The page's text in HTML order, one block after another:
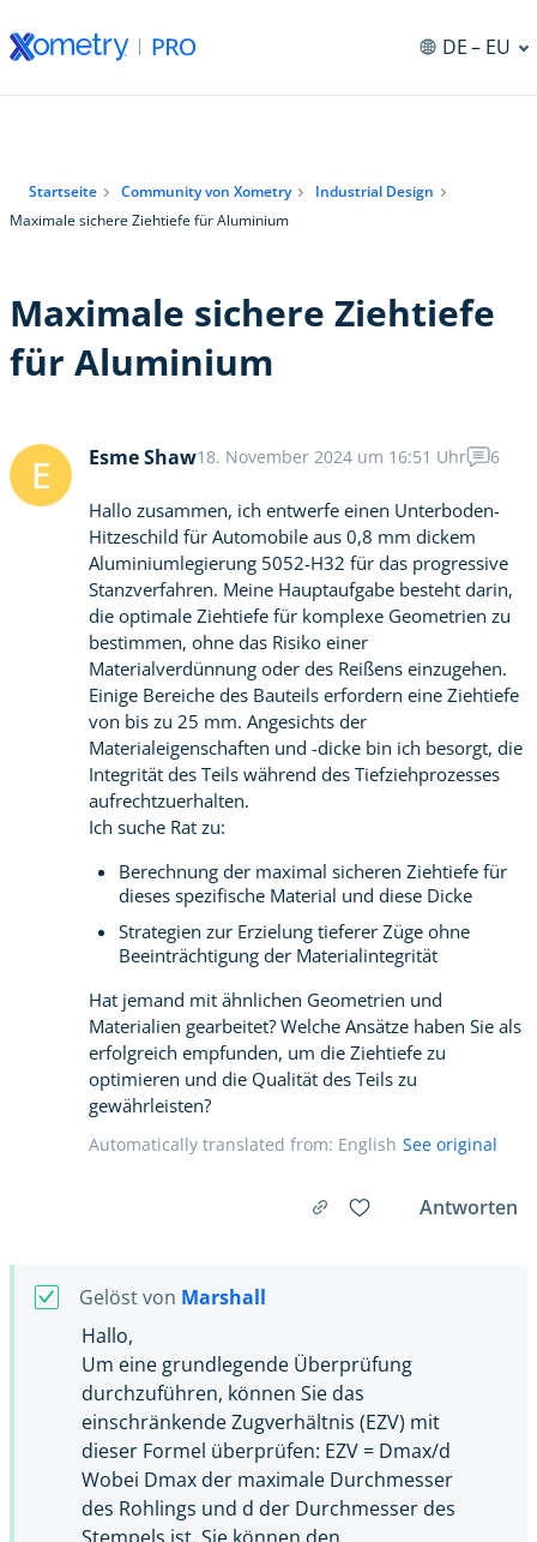
DE– EU
Startseite Community von Xometry
Industrial Design
Maximale sichere Ziehtiefe für Aluminium
Maximale sichere Ziehtiefe
für Aluminium
E Esme Shaw18. November 2024 um 16:51 Uhr 6
Hallo zusammen, ich entwerfe einen Unterboden-
Hitzeschild für Automobile aus 0,8 mm dickem
Aluminiumlegierung 5052-H32 für das progressive
Stanzverfahren. Meine Hauptaufgabe besteht darin,
die optimale Ziehtiefe für komplexe Geometrien zu
bestimmen, ohne das Risiko einer
Materialverdünnung oder des Reißens einzugehen.
Einige Bereiche des Bauteils erfordern eine Ziehtiefe
von bis zu 25 mm. Angesichts der
Materialeigenschaften und -dicke bin ich besorgt, die
Integrität des Teils während des Tiefziehprozesses
aufrechtzuerhalten.
Ich suche Rat zu:
Berechnung der maximal sicheren Ziehtiefe für
dieses spezifische Material und diese Dicke
Strategien zur Erzielung tieferer Züge ohne
Beeinträchtigung der Materialintegrität
Hat jemand mit ähnlichen Geometrien und
Materialien gearbeitet? Welche Ansätze haben Sie als
erfolgreich empfunden, um die Ziehtiefe zu
optimieren und die Qualität des Teils zu
gewährleisten?
Automatically translated from: English See original
Antworten
Gelöst von Marshall
Hallo,
Um eine grundlegende Überprüfung
durchzuführen, können Sie das
einschränkende Zugverhältnis (EZV) mit
dieser Formel überprüfen: EZV = Dmax/d
Wobei Dmax der maximale Durchmesser
des Rohlings und d der Durchmesser des